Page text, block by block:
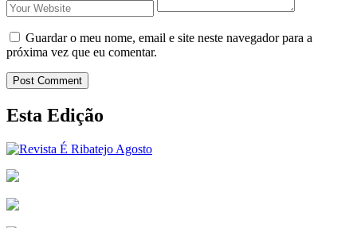
Guardar o meu nome, email e site neste navegador para a
próxima vez que eu comentar.
Post Comment
Esta Edição